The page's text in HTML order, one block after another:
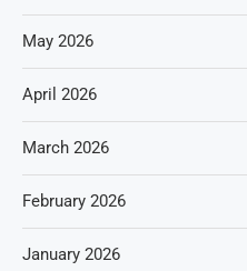
May 2026
April 2026
March 2026
February 2026
January 2026